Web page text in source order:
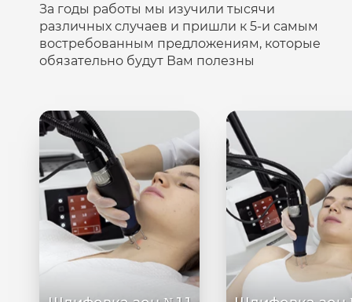
За годы работы мы изучили тысячи
различных случаев и пришли к 5-и самым
востребованным предложениям, которые
обязательно будут Вам полезны